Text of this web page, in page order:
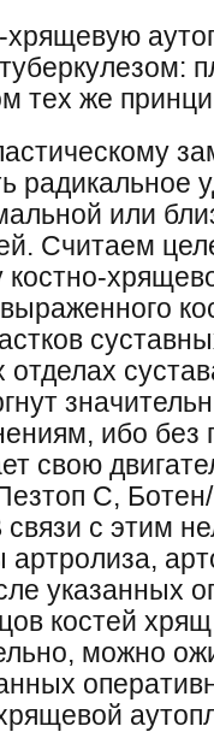
тех же
радикальное
или
Считаем
ибо без
свою
С,
с этим
указанных
костей
можно